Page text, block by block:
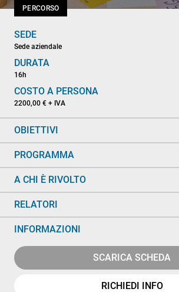
PERCORSO
SEDE
Sede aziendale
DURATA
16h
COSTO A PERSONA
2200,00 € + IVA
OBIETTIVI
PROGRAMMA
A CHI È RIVOLTO
RELATORI
INFORMAZIONI
SCARICA SCHEDA
RICHIEDI INFO